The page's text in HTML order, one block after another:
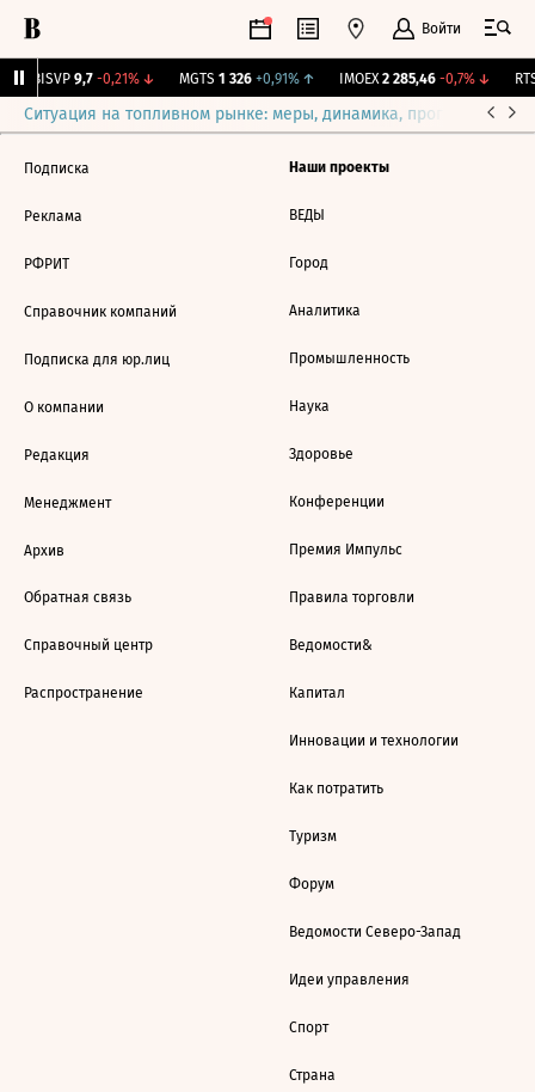
Войти
BISVP 9,7 -0,21%↓ MGTS 1 326 +0,91%↑ IMOEX 2 285,46 -0,7%↓
Ситуация на топливном рынке: меры, динамика, прогнозы
Подписка
Реклама
РФРИТ
Справочник компаний
Подписка для юр.лиц
О компании
Редакция
Менеджмент
Архив
Обратная связь
Справочный центр
Распространение
Наши проекты
ВЕДЫ
Город
Аналитика
Промышленность
Наука
Здоровье
Конференции
Премия Импульс
Правила торговли
Ведомости&
Капитал
Инновации и технологии
Как потратить
Туризм
Форум
Ведомости Северо-Запад
Идеи управления
Спорт
Страна